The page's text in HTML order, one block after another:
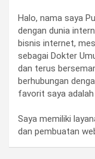
Halo, nama saya
dengan dunia
bisnis internet,
sebagai Dokter
dan terus
berhubungan
favorit saya adalah
Saya memiliki
dan pembuatan